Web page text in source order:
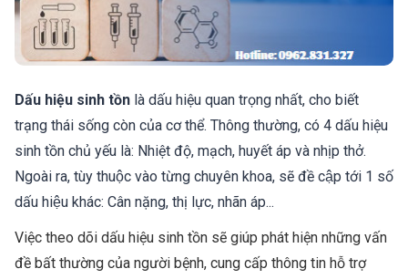
Dấu hiệu sinh tồn là dấu hiệu quan trọng nhất, cho biết
trạng thái sống còn của cơ thể. Thông thường, có 4 dấu hiệu
sinh tồn chủ yếu là: Nhiệt độ, mạch, huyết áp và nhịp thở.
Ngoài ra, tùy thuộc vào từng chuyên khoa, sẽ đề cập tới 1 số
dấu hiệu khác: Cân nặng, thị lực, nhãn áp...
Việc theo dõi dấu hiệu sinh tồn sẽ giúp phát hiện những vấn
đề bất thường của người bệnh, cung cấp thông tin hỗ trợ